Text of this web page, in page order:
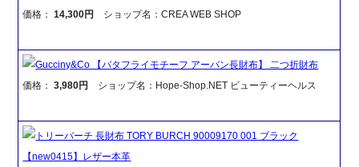
価格：14,300円 ショップ名：CREA WEB SHOP
Gucciny&Co 【バタフライモチーフ アーバン長財布】 二つ折財布
価格：3,980円 ショップ名：Hope-Shop.NET ビューティーヘルス
トリーバーチ 長財布 TORY BURCH 90009170 001 ブラック
【new0415】レザー本革